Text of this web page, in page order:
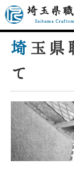
埼 玉県
て